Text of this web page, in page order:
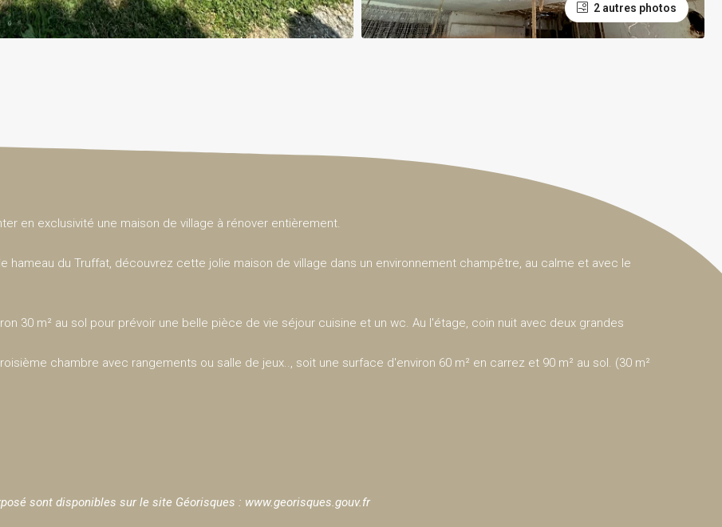
2 autres photos
en exclusivité une maison de village à rénover entièrement.
hameau du Truffat, découvrez cette jolie maison de village dans un environnement champêtre, au calme et avec le
30 m² au sol pour prévoir une belle pièce de vie séjour cuisine et un wc. Au l'étage, coin nuit avec deux grandes
chambre avec rangements ou salle de jeux.., soit une surface d'environ 60 m² en carrez et 90 m² au sol. (30 m²
sont disponibles sur le site Géorisques : www.georisques.gouv.fr